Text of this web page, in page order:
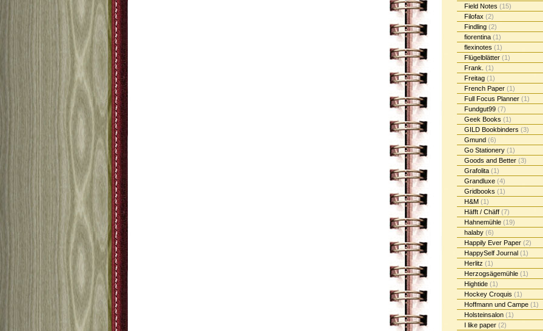
Field Notes (15)
Filofax (2)
Findling (2)
fiorentina (1)
flexinotes (1)
Flügelblätter (1)
Frank. (1)
Freitag (1)
French Paper (1)
Full Focus Planner (1)
Fundgut99 (7)
Geek Books (1)
GILD Bookbinders (3)
Gmund (6)
Go Stationery (1)
Goods and Better (3)
Grafolita (1)
Grandluxe (4)
Gridbooks (1)
H&M (1)
Häfft / Chäff (7)
Hahnemühle (19)
halaby (6)
Happily Ever Paper (2)
HappySelf Journal (1)
Herlitz (1)
Herzogsägemühle (1)
Hightide (1)
Hockey Croquis (1)
Hoffmann und Campe (1)
Holsteinsalon (1)
I like paper (2)